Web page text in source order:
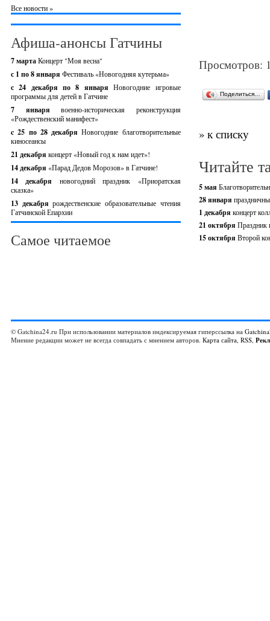
Все новости »
Афиша-анонсы Гатчины
7 мартаКонцерт "Моя весна"
с 1 по 8 января Фестиваль «Новогодняя кутерьма»
с 24 декабря по 8 январяНовогодние игровые
программы для детей в Гатчине
7 январявоенно-историческая реконструкция
«Рождественский манифест»
c 25 по 28 декабряНовогодние благотворительные
киносеансы
21 декабря концерт «Новый год к нам идет»!
14 декабря «Парад Дедов Морозов» в Гатчине!
14 декабря новогодний праздник «Приоратская
сказка»
13 декабрярождественские образовательные чтения
Гатчинской Епархии
Самое читаемое
Просмотров:
Поделиться…
» к списку
Читайте
5 мая
28 января
1 декабря концерт
21 октября Праздник
15 октября Второй
© Gatchina24.ru При использовании материалов индексируемая гиперссылка на
Мнение редакции может не всегда совпадать с мнением авторов. Карта сайта, RSS,